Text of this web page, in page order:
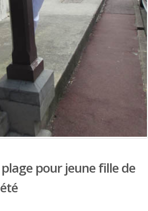
pour jeune fille de